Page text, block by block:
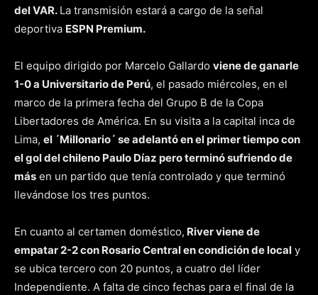
del VAR. La transmisión estará a cargo de la señal
deportiva ESPN Premium.
El equipo dirigido por Marcelo Gallardo viene de ganarle
1-0 a Universitario de Perú, el pasado miércoles, en el
marco de la primera fecha del Grupo B de la Copa
Libertadores de América. En su visita a la capital inca de
Lima, el ´Millonario´ se adelantó en el primer tiempo con
el gol del chileno Paulo Díaz pero terminó sufriendo de
más en un partido que tenía controlado y que terminó
llevándose los tres puntos.
En cuanto al certamen doméstico, River viene de
empatar 2-2 con Rosario Central en condición de local y
se ubica tercero con 20 puntos, a cuatro del líder
Independiente. A falta de cinco fechas para el final de la